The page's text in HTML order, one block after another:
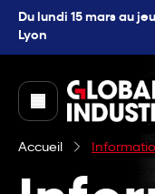
Du lundi 15 mars au
Lyon
page.home
Accueil